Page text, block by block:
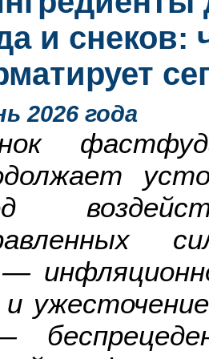
и снеков:
2026 года